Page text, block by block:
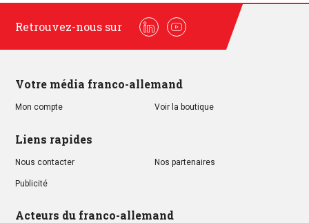
Retrouvez-nous sur
LinkedinYoutube
Votre média franco-allemand
Mon compte Voir la boutique
Liens rapides
Nous contacter Nos partenaires
Publicité
Acteurs du franco-allemand